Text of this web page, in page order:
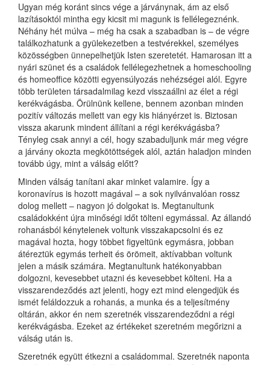
Ugyan még koránt sincs vége a járványnak, ám az első
lazításoktól mintha egy kicsit mi magunk is fellélegeznénk.
Néhány hét múlva – még ha csak a szabadban is – de végre
találkozhatunk a gyülekezetben a testvérekkel, személyes
közösségben ünnepelhetjük Isten szeretetét. Hamarosan itt a
nyári szünet és a családok fellélegezhetnek a homeschooling
és homeoffice közötti egyensúlyozás nehézségei alól. Egyre
több területen társadalmilag kezd visszaállni az élet a régi
kerékvágásba. Örülnünk kellene, bennem azonban minden
pozitív változás mellett van egy kis hiányérzet is. Biztosan
vissza akarunk mindent állítani a régi kerékvágásba?
Tényleg csak annyi a cél, hogy szabaduljunk már meg végre
a járvány okozta megkötöttségek alól, aztán haladjon minden
tovább úgy, mint a válság előtt?
Minden válság tanítani akar minket valamire. Így a
koronavírus is hozott magával – a sok nyilvánvalóan rossz
dolog mellett – nagyon jó dolgokat is. Megtanultunk
családokként újra minőségi időt tölteni egymással. Az állandó
rohanásból kénytelenek voltunk visszakapcsolni és ez
magával hozta, hogy többet figyeltünk egymásra, jobban
átéreztük egymás terheit és örömeit, aktívabban voltunk
jelen a másik számára. Megtanultunk hatékonyabban
dolgozni, kevesebbet utazni és kevesebbet költeni. Ha a
visszarendeződés azt jelenti, hogy ezt mind elengedjük és
ismét feláldozzuk a rohanás, a munka és a teljesítmény
oltárán, akkor én nem szeretnék visszarendeződni a régi
kerékvágásba. Ezeket az értékeket szeretném megőrizni a
válság után is.
Szeretnék együtt étkezni a családommal. Szeretnék naponta